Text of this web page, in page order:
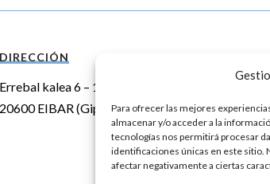
Para ofrecer las mejores
almacenar y/o acceder a la
tecnologías nos permitirá procesar
identificaciones únicas en este
afectar negativamente a ciertas
DIRECCIÓN
Errebal kalea 6 – 1º izda.
20600 EIBAR (Gipuzkoa)
E-mail: